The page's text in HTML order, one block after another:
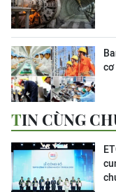
cơ
TIN CÙNG